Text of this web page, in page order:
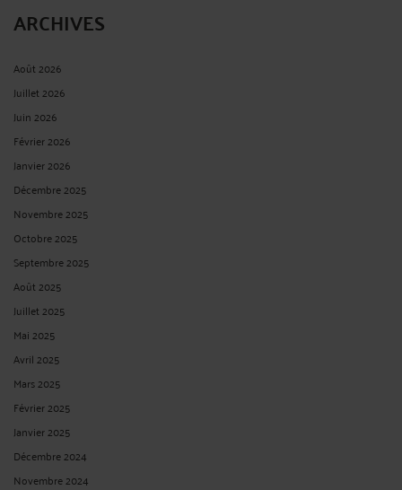
ARCHIVES
Août 2026
Juillet 2026
Juin 2026
Février 2026
Janvier 2026
Décembre 2025
Novembre 2025
Octobre 2025
Septembre 2025
Août 2025
Juillet 2025
Mai 2025
Avril 2025
Mars 2025
Février 2025
Janvier 2025
Décembre 2024
Novembre 2024